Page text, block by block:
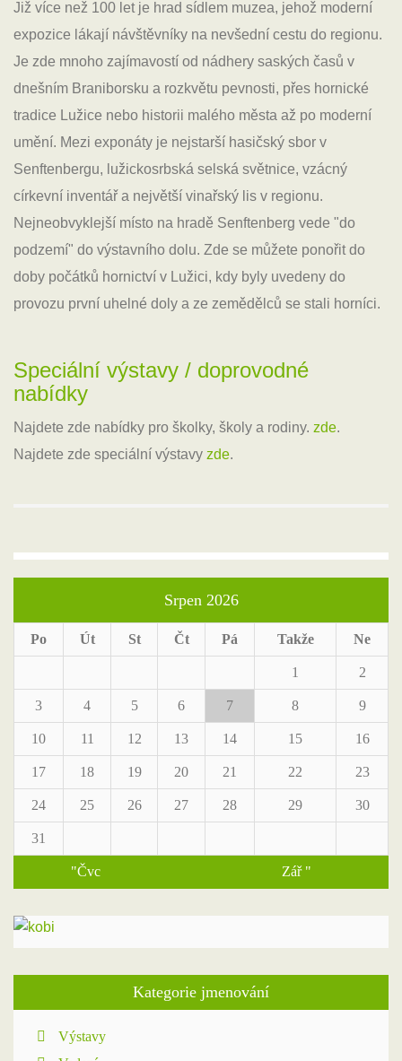
Již více než 100 let je hrad sídlem muzea, jehož moderní
expozice lákají návštěvníky na nevšední cestu do regionu.
Je zde mnoho zajímavostí od nádhery saských časů v
dnešním Braniborsku a rozkvětu pevnosti, přes hornické
tradice Lužice nebo historii malého města až po moderní
umění. Mezi exponáty je nejstarší hasičský sbor v
Senftenbergu, lužickosrbská selská světnice, vzácný
církevní inventář a největší vinařský lis v regionu.
Nejneobvyklejší místo na hradě Senftenberg vede "do
podzemí" do výstavního dolu. Zde se můžete ponořit do
doby počátků hornictví v Lužici, kdy byly uvedeny do
provozu první uhelné doly a ze zemědělců se stali horníci.
Speciální výstavy / doprovodné
nabídky
Najdete zde nabídky pro školky, školy a rodiny. zde.
Najdete zde speciální výstavy zde.
Srpen 2026
Po Út St Čt Pá Takže Ne
1 2
3 4 5 6 7 8 9
10 11 12 13 14 15 16
17 18 19 20 21 22 23
24 25 26 27 28 29 30
31
"Čvc Zář "
Kategorie jmenování
Výstavy